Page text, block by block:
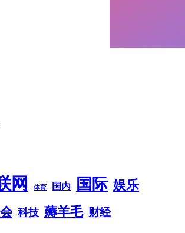
网 体育 国内 国际 娱乐
科技 薅羊毛 财经